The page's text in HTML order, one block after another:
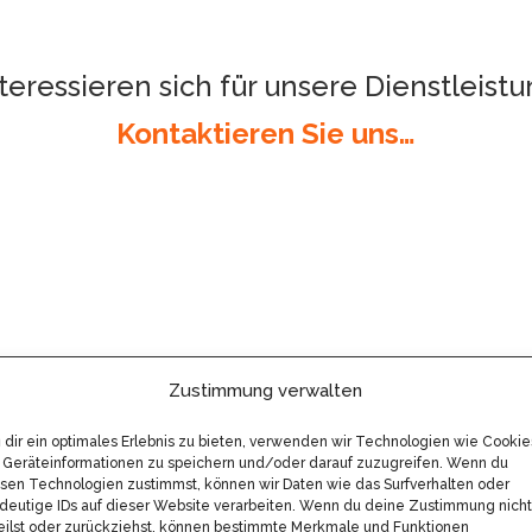
Zustimmung verwalten
dir ein optimales Erlebnis zu bieten, verwenden wir Technologien wie
Geräteinformationen zu speichern und/oder darauf zuzugreifen. Wenn du
Technologien zustimmst, können wir Daten wie das Surfverhalten oder
IDs auf dieser Website verarbeiten. Wenn du deine Zustimmung nicht
oder zurückziehst, können bestimmte Merkmale und Funktionen
sich für unsere
Kontaktieren Sie uns…
SEITEN
ABOUT